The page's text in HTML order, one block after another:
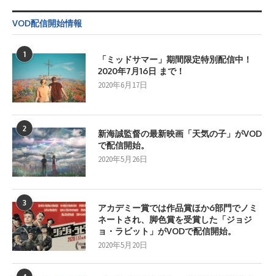
VOD配信開始情報
1
「ミッドサマー」期間限定特別配信中！
2020年7月16日 まで！
2020年6月17日
2
新海誠監督の最新映画「天気の子」がVOD
で配信開始。
2020年5月26日
3
アカデミー賞では作品賞ほか6部門でノミ
ネートされ、脚色賞を受賞した「ジョジ
ョ・ラビット」がVODで配信開始。
2020年5月20日